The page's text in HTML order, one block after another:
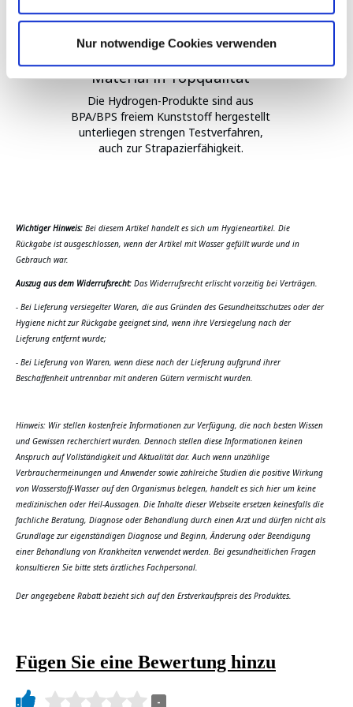
Nur notwendige Cookies verwenden
Material in Topqualität
Die Hydrogen-Produkte sind aus
BPA/BPS freiem Kunststoff hergestellt
unterliegen strengen Testverfahren,
auch zur Strapazierfähigkeit.
Wichtiger Hinweis: Bei diesem Artikel handelt es sich um Hygieneartikel. Die
Rückgabe ist ausgeschlossen, wenn der Artikel mit Wasser gefüllt wurde und in
Gebrauch war.
Auszug aus dem Widerrufsrecht: Das Widerrufsrecht erlischt vorzeitig bei Verträgen.
- Bei Lieferung versiegelter Waren, die aus Gründen des Gesundheitsschutzes oder der
Hygiene nicht zur Rückgabe geeignet sind, wenn ihre Versiegelung nach der
Lieferung entfernt wurde;
- Bei Lieferung von Waren, wenn diese nach der Lieferung aufgrund ihrer
Beschaffenheit untrennbar mit anderen Gütern vermischt wurden.
Hinweis: Wir stellen kostenfreie Informationen zur Verfügung, die nach besten Wissen
und Gewissen recherchiert wurden. Dennoch stellen diese Informationen keinen
Anspruch auf Vollständigkeit und Aktualität dar. Auch wenn unzählige
Verbrauchermeinungen und Anwender sowie zahlreiche Studien die positive Wirkung
von Wasserstoff-Wasser auf den Organismus belegen, handelt es sich hier um keine
medizinischen oder Heil-Aussagen. Die Inhalte dieser Webseite ersetzen keinesfalls die
fachliche Beratung, Diagnose oder Behandlung durch einen Arzt und dürfen nicht als
Grundlage zur eigenständigen Diagnose und Beginn, Änderung oder Beendigung
einer Behandlung von Krankheiten verwendet werden. Bei gesundheitlichen Fragen
konsultieren Sie bitte stets ärztliches Fachpersonal.
Der angegebene Rabatt bezieht sich auf den Erstverkaufspreis des Produktes.
Fügen Sie eine Bewertung hinzu
-